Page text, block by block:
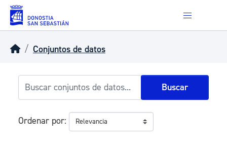
Skip to main content
Conjuntos de datos
Buscar
Ordenar por